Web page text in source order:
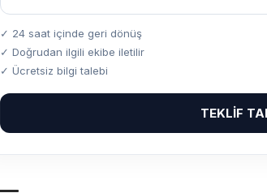
✓ 24 saat içinde geri dönüş
✓ Doğrudan ilgili ekibe iletilir
✓ Ücretsiz bilgi talebi
TEKLIF